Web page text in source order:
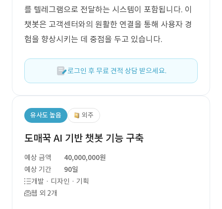
를 텔레그램으로 전달하는 시스템이 포함됩니다. 이
챗봇은 고객센터와의 원활한 연결을 통해 사용자 경
험을 향상시키는 데 중점을 두고 있습니다.
로그인 후 무료 견적 상담 받으세요.
유사도 높음 외주
도매꾹 AI 기반 챗봇 기능 구축
예상 금액
40,000,000원
예상 기간
90일
개발 · 디자인 · 기획
웹 외 2개